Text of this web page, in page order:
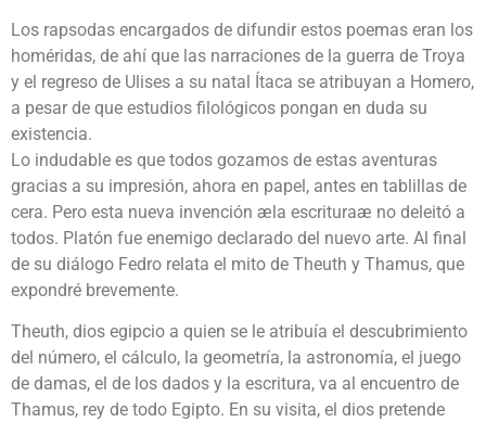
Los rapsodas encargados de difundir estos poemas eran los
homéridas, de ahí que las narraciones de la guerra de Troya
y el regreso de Ulises a su natal Ítaca se atribuyan a Homero,
a pesar de que estudios filológicos pongan en duda su
existencia.
Lo indudable es que todos gozamos de estas aventuras
gracias a su impresión, ahora en papel, antes en tablillas de
cera. Pero esta nueva invención æla escrituraæ no deleitó a
todos. Platón fue enemigo declarado del nuevo arte. Al final
de su diálogo Fedro relata el mito de Theuth y Thamus, que
expondré brevemente.
Theuth, dios egipcio a quien se le atribuía el descubrimiento
del número, el cálculo, la geometría, la astronomía, el juego
de damas, el de los dados y la escritura, va al encuentro de
Thamus, rey de todo Egipto. En su visita, el dios pretende